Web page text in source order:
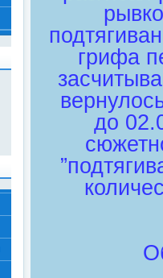
грифа
до